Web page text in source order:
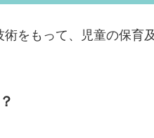
をもって、児童の保育